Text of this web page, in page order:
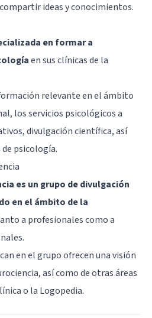
ideas y conocimientos.
en formar a
en sus clínicas de la
relevante en el ámbito
los servicios psicológicos a
divulgación científica, así
psicología.
es un grupo de divulgación
en el ámbito de la
a profesionales como a
en el grupo ofrecen una visión
así como de otras áreas
o la Logopedia.